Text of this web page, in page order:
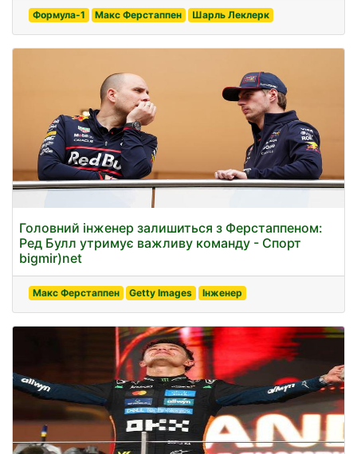
Формула-1 Макс Ферстаппен Шарль Леклерк
Головний інженер залишиться з Ферстаппеном:
Ред Булл утримує важливу команду - Спорт
bigmir)net
Макс Ферстаппен Getty Images Інженер